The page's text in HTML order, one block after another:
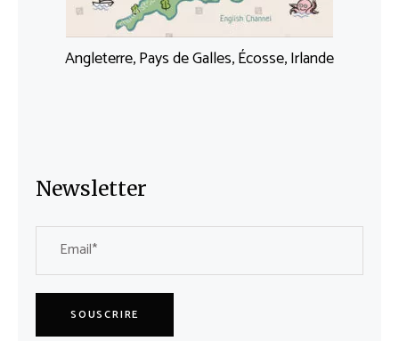
Angleterre, Pays de Galles, Écosse, Irlande
Newsletter
SOUSCRIRE